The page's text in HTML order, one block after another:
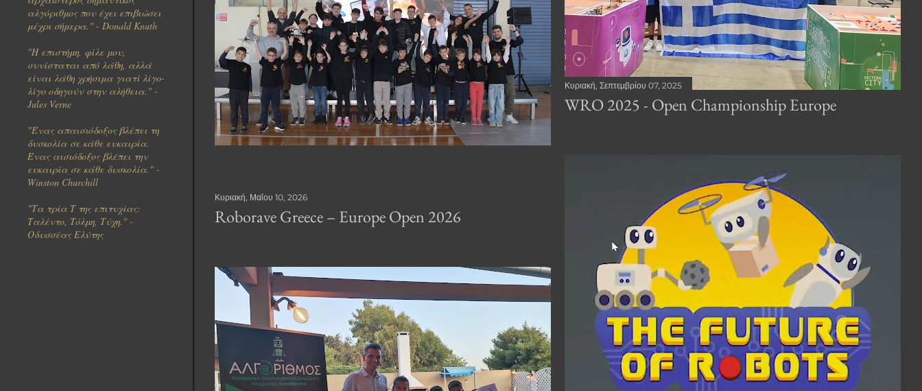
Generic Algorithm Designers ” ((Γιάννης, Άλκης
και Δήμητρα Γ' Γυμνασίου, προπο...
Κυριακή, Μαΐου 10, 2026
Roborave Greece – Europe Open 2026
Κυριακή, Σεπτεμβρίου 07, 2025
WRO 2025 - Open Championship Europe
αλγόριθμος που έχει επιβιώσει
μέχρι σήμερα." - Donald Knuth
"Η επιστήμη, φίλε μου,
συνίσταται από λάθη, αλλά
είναι λάθη χρήσιμα γιατί λίγο-
λίγο οδηγούν στην αλήθεια." -
Jules Verne
"Ένας απαισιόδοξος βλέπει τη
δυσκολία σε κάθε ευκαιρία.
Ένας αισιόδοξος βλέπει την
ευκαιρία σε κάθε δυσκολία." -
Winston Churchill
"Τα τρία Τ της επιτυχίας:
Ταλέντο, Τόλμη, Τύχη." -
Οδυσσέας Ελύτης